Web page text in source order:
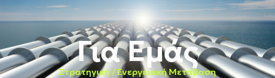
Για Εμάς
Στρατηγική / Ενεργειακή Μετάβαση